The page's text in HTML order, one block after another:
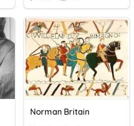
Norman Britain